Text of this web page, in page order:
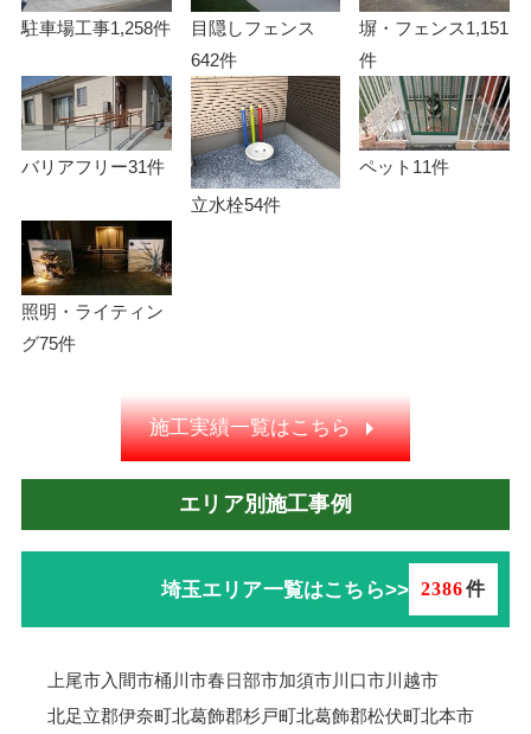
駐車場工事1,258件
目隠しフェンス
642件
塀・フェンス1,151
件
バリアフリー31件
立水栓54件
ペット 11件
照明・ライティン
グ75件
施工実績一覧はこちら
エリア別施工事例
埼玉エリア一覧はこちら>> 2386件
上尾市入間市桶川市春日部市加須市川口市川越市
北足立郡伊奈町北葛飾郡杉戸町北葛飾郡松伏町北本市